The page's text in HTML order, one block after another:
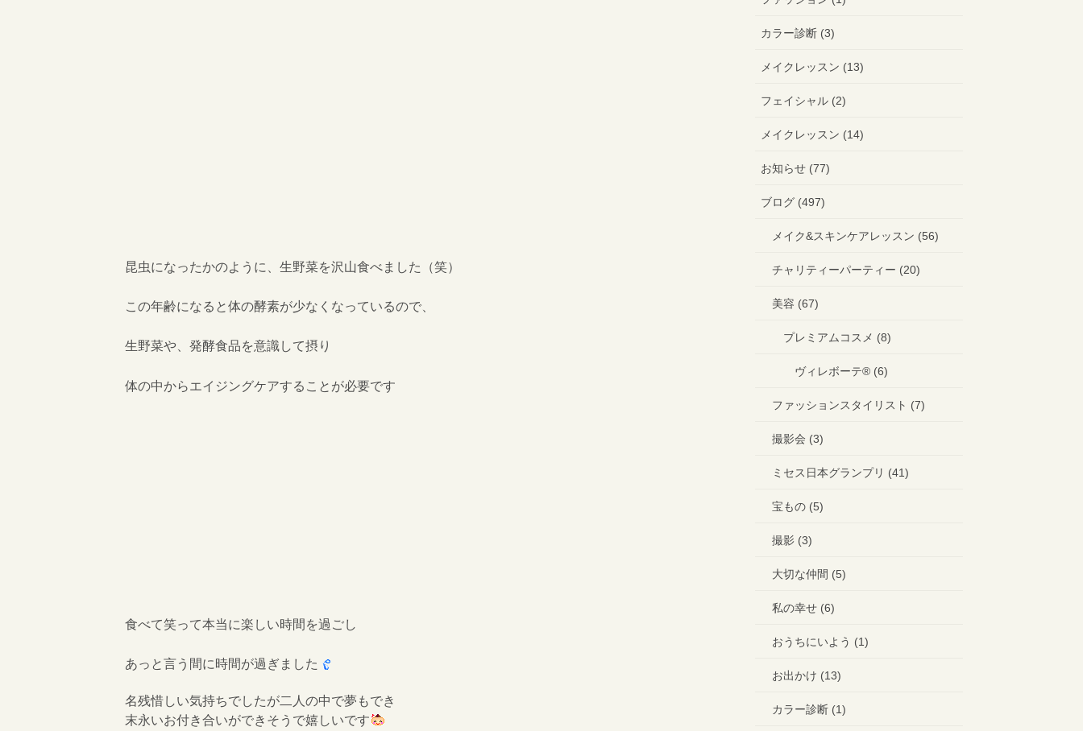
昆虫になったかのように、生野菜を沢山食べました（笑）
この年齢になると体の酵素が少なくなっているので、
生野菜や、発酵食品を意識して摂り
体の中からエイジングケアすることが必要です
食べて笑って本当に楽しい時間を過ごし
あっと言う間に時間が過ぎました
名残惜しい気持ちでしたが二人の中で夢もでき
末永いお付き合いができそうで嬉しいです
カラー診断 (3)
メイクレッスン (13)
フェイシャル (2)
メイクレッスン (14)
お知らせ (77)
ブログ (497)
メイク&スキンケアレッスン (56)
チャリティーパーティー (20)
美容 (67)
プレミアムコスメ (8)
ヴィレボーテ®︎ (6)
ファッションスタイリスト (7)
撮影会 (3)
ミセス日本グランプリ (41)
宝もの (5)
撮影 (3)
大切な仲間 (5)
私の幸せ (6)
おうちにいよう (1)
お出かけ (13)
カラー診断 (1)